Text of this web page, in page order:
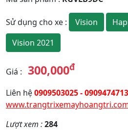
Sử dụng cho xe : Vision
Vision 2021
Giá : 300,000đ
Liên hệ0909503025 - 0909474713
Lượt xem :284